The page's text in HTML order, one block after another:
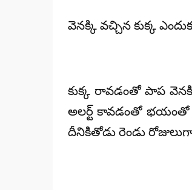
వెనక్కి వచ్చిన కుక్క
కుక్క రావడంతో పాప
అలర్ట్ కావడంతో భయంతో
దీనికితోడు రెండు